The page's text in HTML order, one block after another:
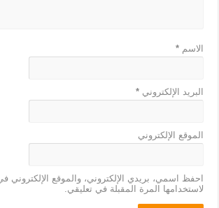
الاسم*
البريد الإلكتروني*
الموقع الإلكتروني
احفظ اسمي، بريدي الإلكتروني، والموقع الإلكتروني
لاستخدامها المرة المقبلة في تعليقي.